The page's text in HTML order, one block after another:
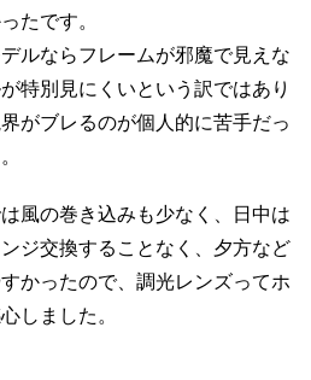
たです。
ルならフレームが邪魔で見えな
特別見にくいという訳ではあり
がブレるのが個人的に苦手だっ
風の巻き込みも少なく、日中は
ジ交換することなく、夕方など
かったので、調光レンズってホ
しました。